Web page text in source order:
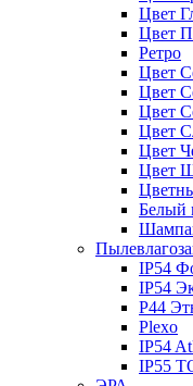
Цвет
Цвет
Ретро
Цвет
Цвет
Цвет
Цвет
Цвет
Цвет
Белый
IP54
IP54
P44
Plexo
IP54
IP55